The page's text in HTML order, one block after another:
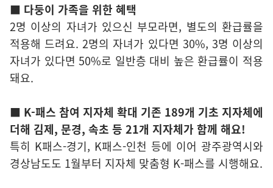
■ 다둥이 가족을 위한 혜택
2명 이상의 자녀가 있으신 부모라면, 별도의 환급률을
적용해 드려요. 2명의 자녀가 있다면 30%, 3명 이상의
자녀가 있다면 50%로 일반층 대비 높은 환급률이 적용
돼요.
■ K-패스 참여 지자체 확대 기존 189개 기초 지자체에
더해 김제, 문경, 속초 등 21개 지자체가 함께 해요!
특히 K패스-경기, K패스-인천 등에 이어 광주광역시와
경상남도도 1월부터 지자체 맞춤형 K-패스를 시행해요.